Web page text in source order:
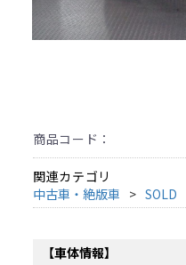
商品コード：
関連カテゴリ
中古車・絶版車
SOLD
【車体情報】